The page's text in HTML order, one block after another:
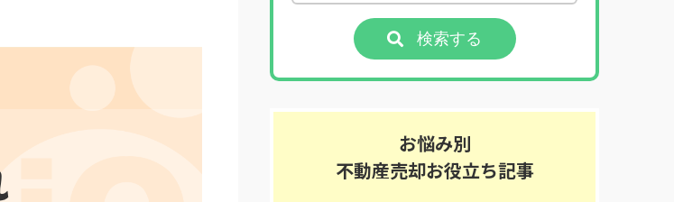
検索する
お悩み別
不動産売却お役立ち記事